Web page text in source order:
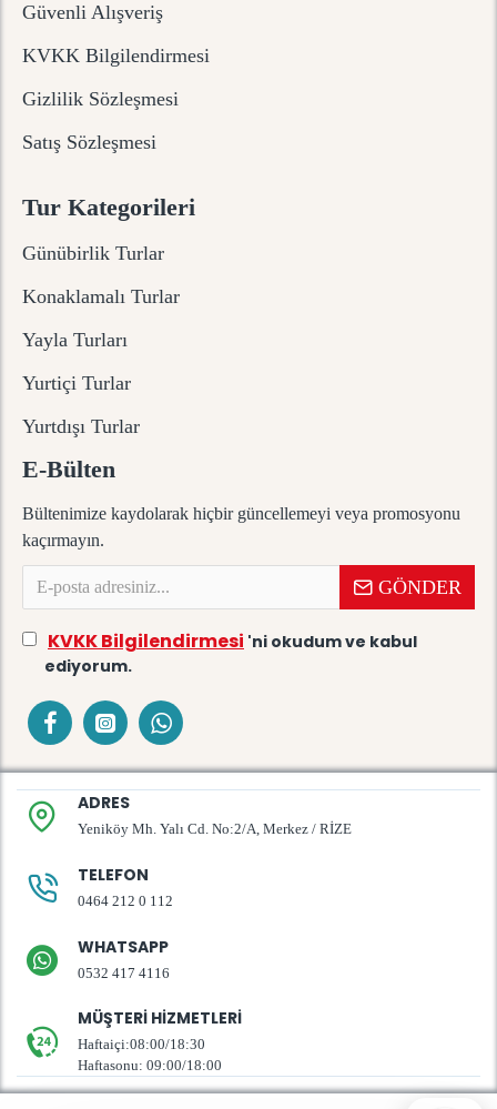
Güvenli Alışveriş
KVKK Bilgilendirmesi
Gizlilik Sözleşmesi
Satış Sözleşmesi
Tur Kategorileri
Günübirlik Turlar
Konaklamalı Turlar
Yayla Turları
Yurtiçi Turlar
Yurtdışı Turlar
E-Bülten
Bültenimize kaydolarak hiçbir güncellemeyi veya promosyonu
kaçırmayın.
GÖNDER
KVKK Bilgilendirmesi 'ni okudum ve kabul
ediyorum.
ADRES
Yeniköy Mh. Yalı Cd. No:2/A, Merkez / RİZE
TELEFON
0464 212 0 112
WHATSAPP
0532 417 4116
MÜŞTERI HIZMETLERI
Haftaiçi:08:00/18:30
Haftasonu: 09:00/18:00